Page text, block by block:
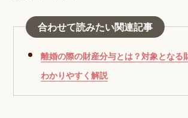
合わせて読みたい関連記事
離婚の際の財産分与とは？対象となる
わかりやすく解説